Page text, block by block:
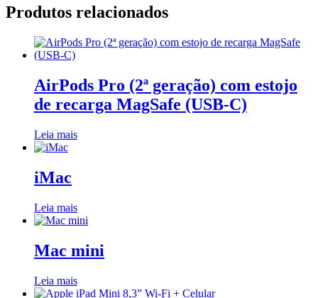
Produtos relacionados
AirPods Pro (2ª geração) com estojo
de recarga MagSafe (USB‑C)
Leia mais
iMac
Leia mais
Mac mini
Leia mais